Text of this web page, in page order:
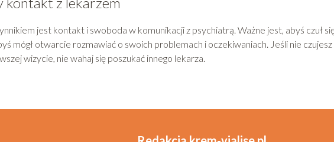
jest kontakt i swoboda w komunikacji z psychiatrą. Ważne jest, abyś czuł
mógł otwarcie rozmawiać o swoich problemach i oczekiwaniach. Jeśli nie czujesz
wizycie, nie wahaj się poszukać innego lekarza.